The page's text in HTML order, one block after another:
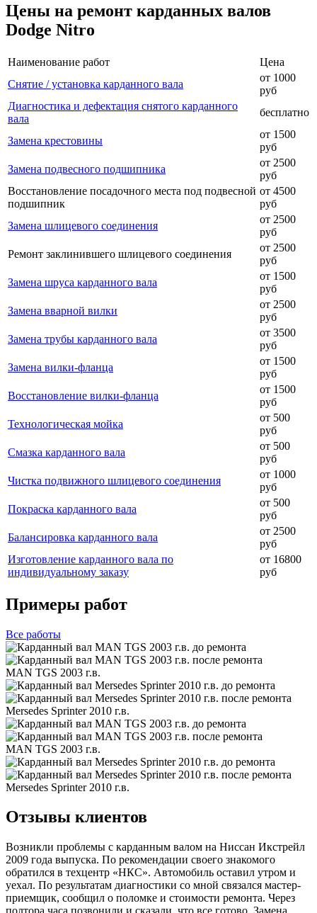
Цены на ремонт карданных валов
Dodge Nitro
Наименование работ
Цена
Снятие / установка карданного вала
от 1000
руб
Диагностика и дефектация снятого карданного
вала
бесплатно
Замена крестовины
от 1500
руб
Замена подвесного подшипника
от 2500
руб
Восстановление посадочного места под подвесной
подшипник
от 4500
руб
Замена шлицевого соединения
от 2500
руб
Ремонт заклинившего шлицевого соединения
от 2500
руб
Замена шруса карданного вала
от 1500
руб
Замена вварной вилки
от 2500
руб
Замена трубы карданного вала
от 3500
руб
Замена вилки-фланца
от 1500
руб
Восстановление вилки-фланца
от 1500
руб
Технологическая мойка
от 500
руб
Смазка карданного вала
от 500
руб
Чистка подвижного шлицевого соединения
от 1000
руб
Покраска карданного вала
от 500
руб
Балансировка карданного вала
от 2500
руб
Изготовление карданного вала по
индивидуальному заказу
от 16800
руб
Примеры работ
Все работы
MAN TGS 2003 г.в.
Mersedes Sprinter 2010 г.в.
MAN TGS 2003 г.в.
Mersedes Sprinter 2010 г.в.
Отзывы клиентов
Возникли проблемы с карданным валом на Ниссан Икстрейл
2009 года выпуска. По рекомендации своего знакомого
обратился в техцентр «НКС». Автомобиль оставил утром и
уехал. По результатам диагностики со мной связался мастер-
приемщик, сообщил о поломке и стоимости ремонта. Через